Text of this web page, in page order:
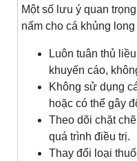
Một số lưu ý quan
nấm cho cá khủng
Luôn tuân thủ
khuyến cáo,
Không sử dụng
hoặc có thể gây
Theo dõi chặt
quá trình điều trị.
Thay đổi loại